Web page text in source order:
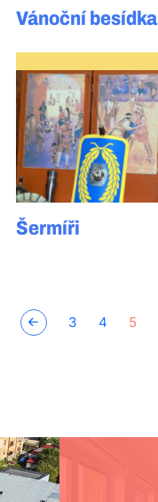
Vánoční besídka
Šermíři
3 4 5